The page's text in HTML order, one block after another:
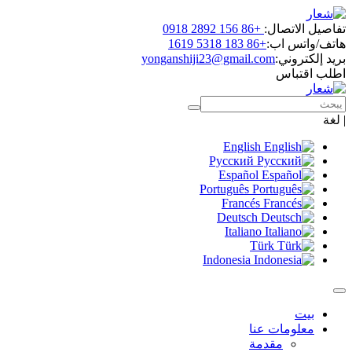
+86 156 2892 0918
اب:+86 183 5318 1619
yonganshiji23@gmail.com
English
Русский
Español
Português
Francés
Deutsch
Italiano
Türk
Indonesia
عنا